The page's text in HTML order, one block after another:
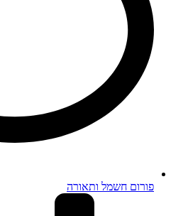
פורום חשמל ותאורה